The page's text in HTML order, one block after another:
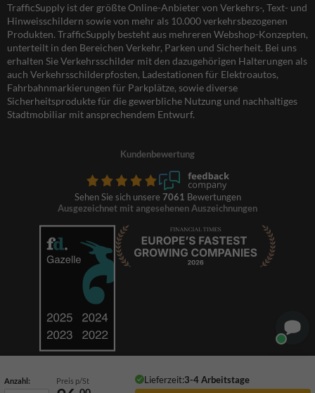
Anzahl: Preis p/St Lieferzeit:3-4 Arbeitstage
TrafficSupply ist der größte Online-Anbieter von Verkehrs-, Text- und
Hinweisschildern sowie von mehr als 10.000 verkehrsbezogenen
Produkten. TrafficSupply besteht aus mehreren Webshop-Konzepten,
unterteilt in den Bereichen Verkehr, Parken und Sicherheit. Bei uns
erhalten Sie Verkehrsschilder mit den dazugehörigen Halterungen als
auch Verkehrsschilderpfosten, Ladestationen für Elektroautos,
Fahrbahnmarkierungen für Parkplätze, sowie diverse
Sicherheitsprodukte für die gewerbliche Nutzung und nachhaltiges
Stadtmobiliar mit ansprechendem Entwurf.
Kundenbewertung
Sehen Sie sich unsere 7061 Bewertungen
Ausgezeichnet mit angesehenen Auszeichnungen